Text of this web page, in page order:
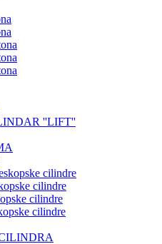
''LIFT''
cilindre
cilindre
cilindre
cilindre